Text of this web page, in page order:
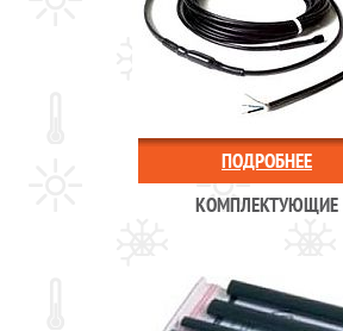
ПОДРОБНЕЕ
КОМПЛЕКТУЮЩИЕ